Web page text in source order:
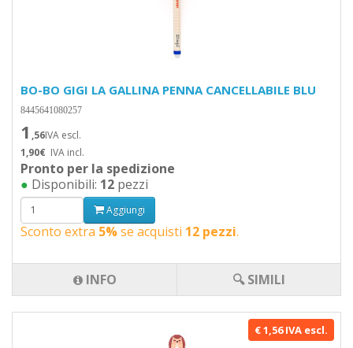
BO-BO GIGI LA GALLINA PENNA CANCELLABILE BLU
8445641080257
1 ,56IVA escl.
1,90€ IVA incl.
Pronto per la spedizione
● Disponibili: 12 pezzi
Aggiungi
Sconto extra 5%se acquisti 12 pezzi.
INFO 🔍 SIMILI
€ 1,56 IVA escl.